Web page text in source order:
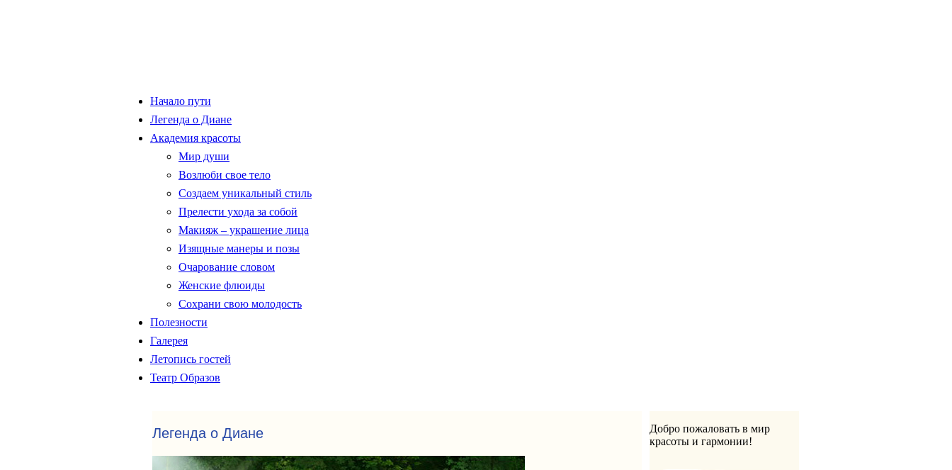
Начало пути
Легенда о Диане
Академия красоты
Мир души
Возлюби свое тело
Создаем уникальный стиль
Прелести ухода за собой
Макияж – украшение лица
Изящные манеры и позы
Очарование словом
Женские флюиды
Сохрани свою молодость
Полезности
Галерея
Летопись гостей
Театр Образов
Легенда о Диане
Добро пожаловать в мир
красоты и гармонии!